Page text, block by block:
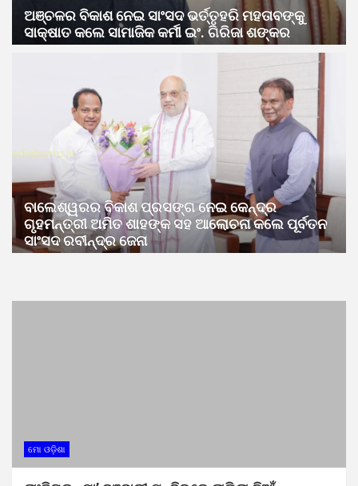
ଅଞ୍ଚଳର ବିକାଶ ନେଇ ସାଂସଦ ଭର୍ତ୍ତୃହରି ମହତାବଙ୍କୁ
ସାକ୍ଷାତ କଲେ ସାମାଜିକ କର୍ମୀ ଇଂ. ଗିରିଜା ଶଙ୍କର
ବାଲେଶ୍ୱରର ବିକାଶ ପ୍ରସଙ୍ଗ ନେଇ କେନ୍ଦ୍ର
ଗୃହମନ୍ତ୍ରୀ ଅମିତ ଶାହଙ୍କ ସହ ଆଲୋଚନା କଲେ ପୂର୍ବତନ
ସାଂସଦ ରବୀନ୍ଦ୍ର ଜେନା
ମୋ ଓଡ଼ିଶା